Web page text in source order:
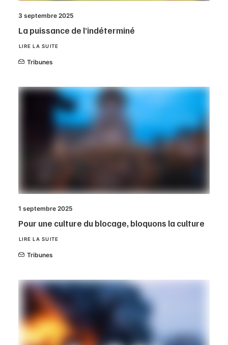
3 septembre 2025
La puissance de l’indéterminé
LIRE LA SUITE
Tribunes
1 septembre 2025
Pour une culture du blocage, bloquons la culture
LIRE LA SUITE
Tribunes